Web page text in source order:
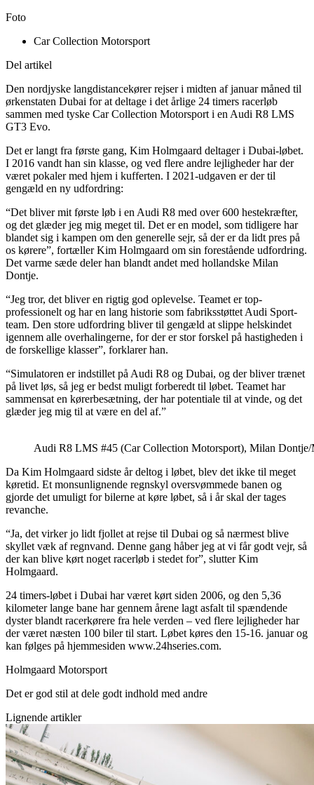
Foto
Car Collection Motorsport
Del artikel
Den nordjyske langdistancekører rejser i midten af januar måned til
ørkenstaten Dubai for at deltage i det årlige 24 timers racerløb
sammen med tyske Car Collection Motorsport i en Audi R8 LMS
GT3 Evo.
Det er langt fra første gang, Kim Holmgaard deltager i Dubai-løbet.
I 2016 vandt han sin klasse, og ved flere andre lejligheder har der
været pokaler med hjem i kufferten. I 2021-udgaven er der til
gengæld en ny udfordring:
“Det bliver mit første løb i en Audi R8 med over 600 hestekræfter,
og det glæder jeg mig meget til. Det er en model, som tidligere har
blandet sig i kampen om den generelle sejr, så der er da lidt pres på
os kørere”, fortæller Kim Holmgaard om sin forestående udfordring.
Det varme sæde deler han blandt andet med hollandske Milan
Dontje.
“Jeg tror, det bliver en rigtig god oplevelse. Teamet er top-
professionelt og har en lang historie som fabriksstøttet Audi Sport-
team. Den store udfordring bliver til gengæld at slippe helskindet
igennem alle overhalingerne, for der er stor forskel på hastigheden i
de forskellige klasser”, forklarer han.
“Simulatoren er indstillet på Audi R8 og Dubai, og der bliver trænet
på livet løs, så jeg er bedst muligt forberedt til løbet. Teamet har
sammensat en kørerbesætning, der har potentiale til at vinde, og det
glæder jeg mig til at være en del af.”
Audi R8 LMS #45 (Car Collection Motorsport), Milan
Da Kim Holmgaard sidste år deltog i løbet, blev det ikke til meget
køretid. Et monsunlignende regnskyl oversvømmede banen og
gjorde det umuligt for bilerne at køre løbet, så i år skal der tages
revanche.
“Ja, det virker jo lidt fjollet at rejse til Dubai og så nærmest blive
skyllet væk af regnvand. Denne gang håber jeg at vi får godt vejr, så
der kan blive kørt noget racerløb i stedet for”, slutter Kim
Holmgaard.
24 timers-løbet i Dubai har været kørt siden 2006, og den 5,36
kilometer lange bane har gennem årene lagt asfalt til spændende
dyster blandt racerkørere fra hele verden – ved flere lejligheder har
der været næsten 100 biler til start. Løbet køres den 15-16. januar og
kan følges på hjemmesiden www.24hseries.com.
Holmgaard Motorsport
Det er god stil at dele godt indhold med andre
Lignende artikler